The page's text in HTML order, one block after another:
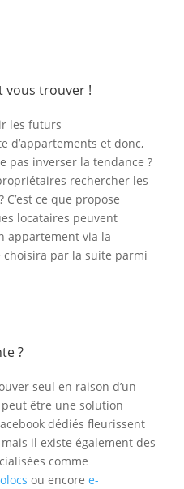
vous trouver !
les futurs
d’appartements et donc,
pas inverser la tendance ?
rechercher les
ce que propose
locataires peuvent
appartement via la
par la suite parmi
?
seul en raison d’un
être une solution
dédiés fleurissent
il existe également des
comme
ou encore e-